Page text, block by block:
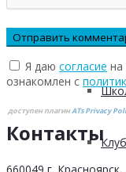
Я даю согласие на
ознакомлен с
доступен плагинATs Privacy
Контакты